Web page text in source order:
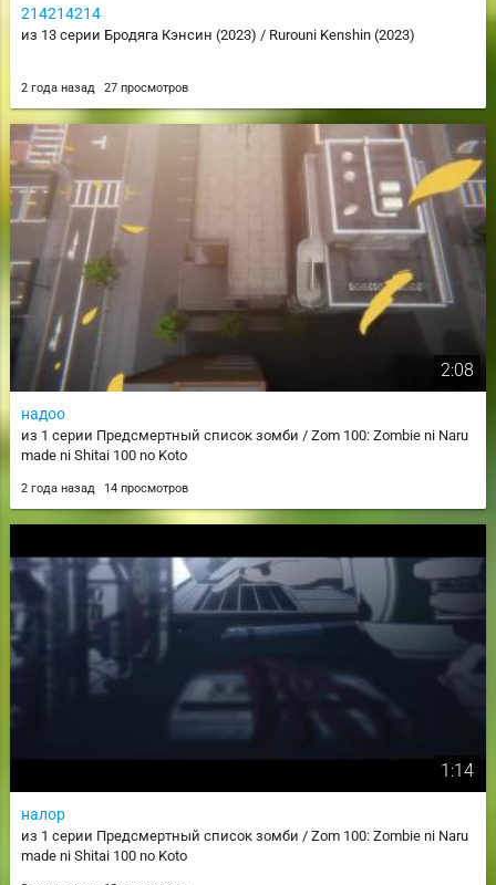
214214214
из 13 серии Бродяга Кэнсин (2023) / Rurouni Kenshin (2023)
2 года назад 27 просмотров
2:08
надоо
из 1 серии Предсмертный список зомби / Zom 100: Zombie ni Naru
made ni Shitai 100 no Koto
2 года назад 14 просмотров
1:14
налор
из 1 серии Предсмертный список зомби / Zom 100: Zombie ni Naru
made ni Shitai 100 no Koto